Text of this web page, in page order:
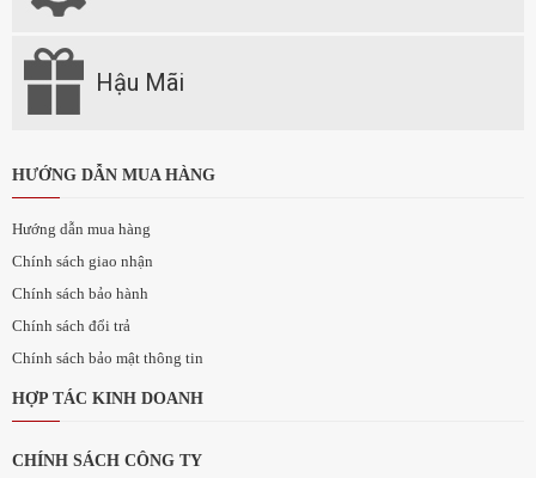
Hậu Mãi
HƯỚNG DẪN MUA HÀNG
Hướng dẫn mua hàng
Chính sách giao nhận
Chính sách bảo hành
Chính sách đổi trả
Chính sách bảo mật thông tin
HỢP TÁC KINH DOANH
CHÍNH SÁCH CÔNG TY